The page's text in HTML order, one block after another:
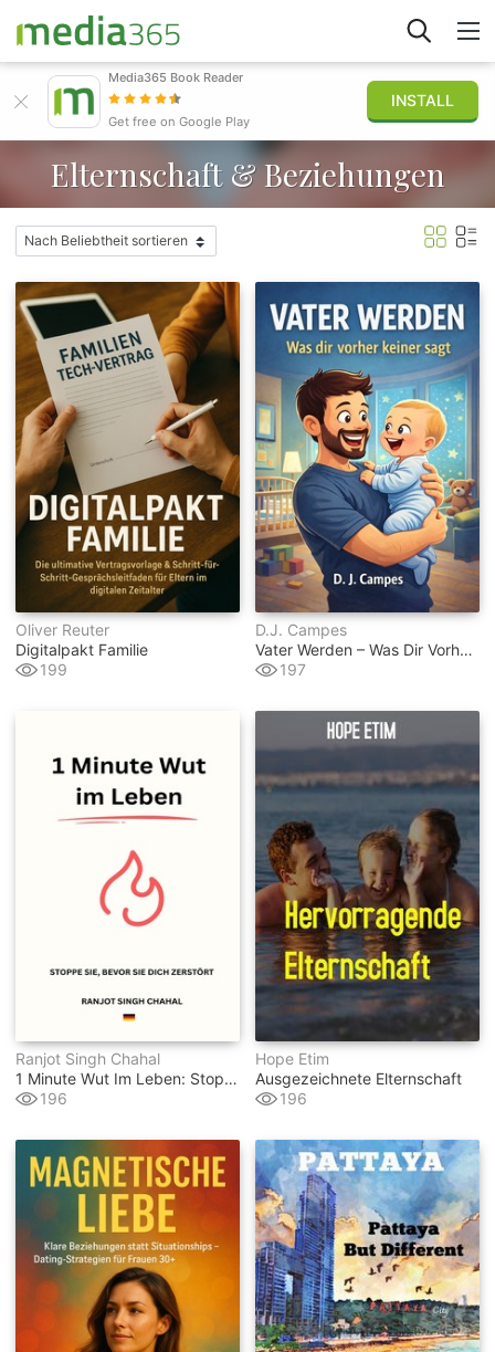
Anmelden
Veröffentlichen
Media365 Book Reader
Get free on Google Play
INSTALL
Elternschaft & Beziehungen
Oliver Reuter
Digitalpakt Familie
199
D.j. Campes
Vater Werden – Was Dir Vorher Keiner Sagt
197
Ranjot Singh Chahal
1 Minute Wut Im Leben: Stoppe Sie, Bevor Sie Dich Zerstört
196
Hope Etim
Ausgezeichnete Elternschaft
196